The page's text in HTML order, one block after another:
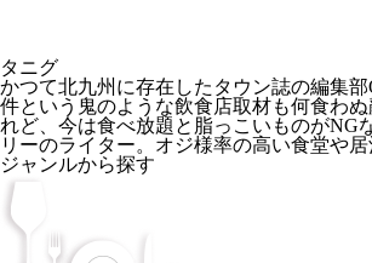
タニグ
かつて北九州に存在したタウン誌の編集部
件という鬼のような飲食店取材も何食わ
れど、今は食べ放題と脂っこいものがNG
リーのライター。オジ様率の高い食堂や居
ジャンルから探す